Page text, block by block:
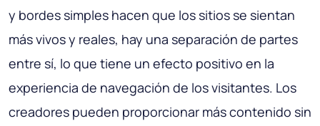
y bordes simples hacen que los sitios se sientan
más vivos y reales, hay una separación de partes
entre sí, lo que tiene un efecto positivo en la
experiencia de navegación de los visitantes. Los
creadores pueden proporcionar más contenido sin